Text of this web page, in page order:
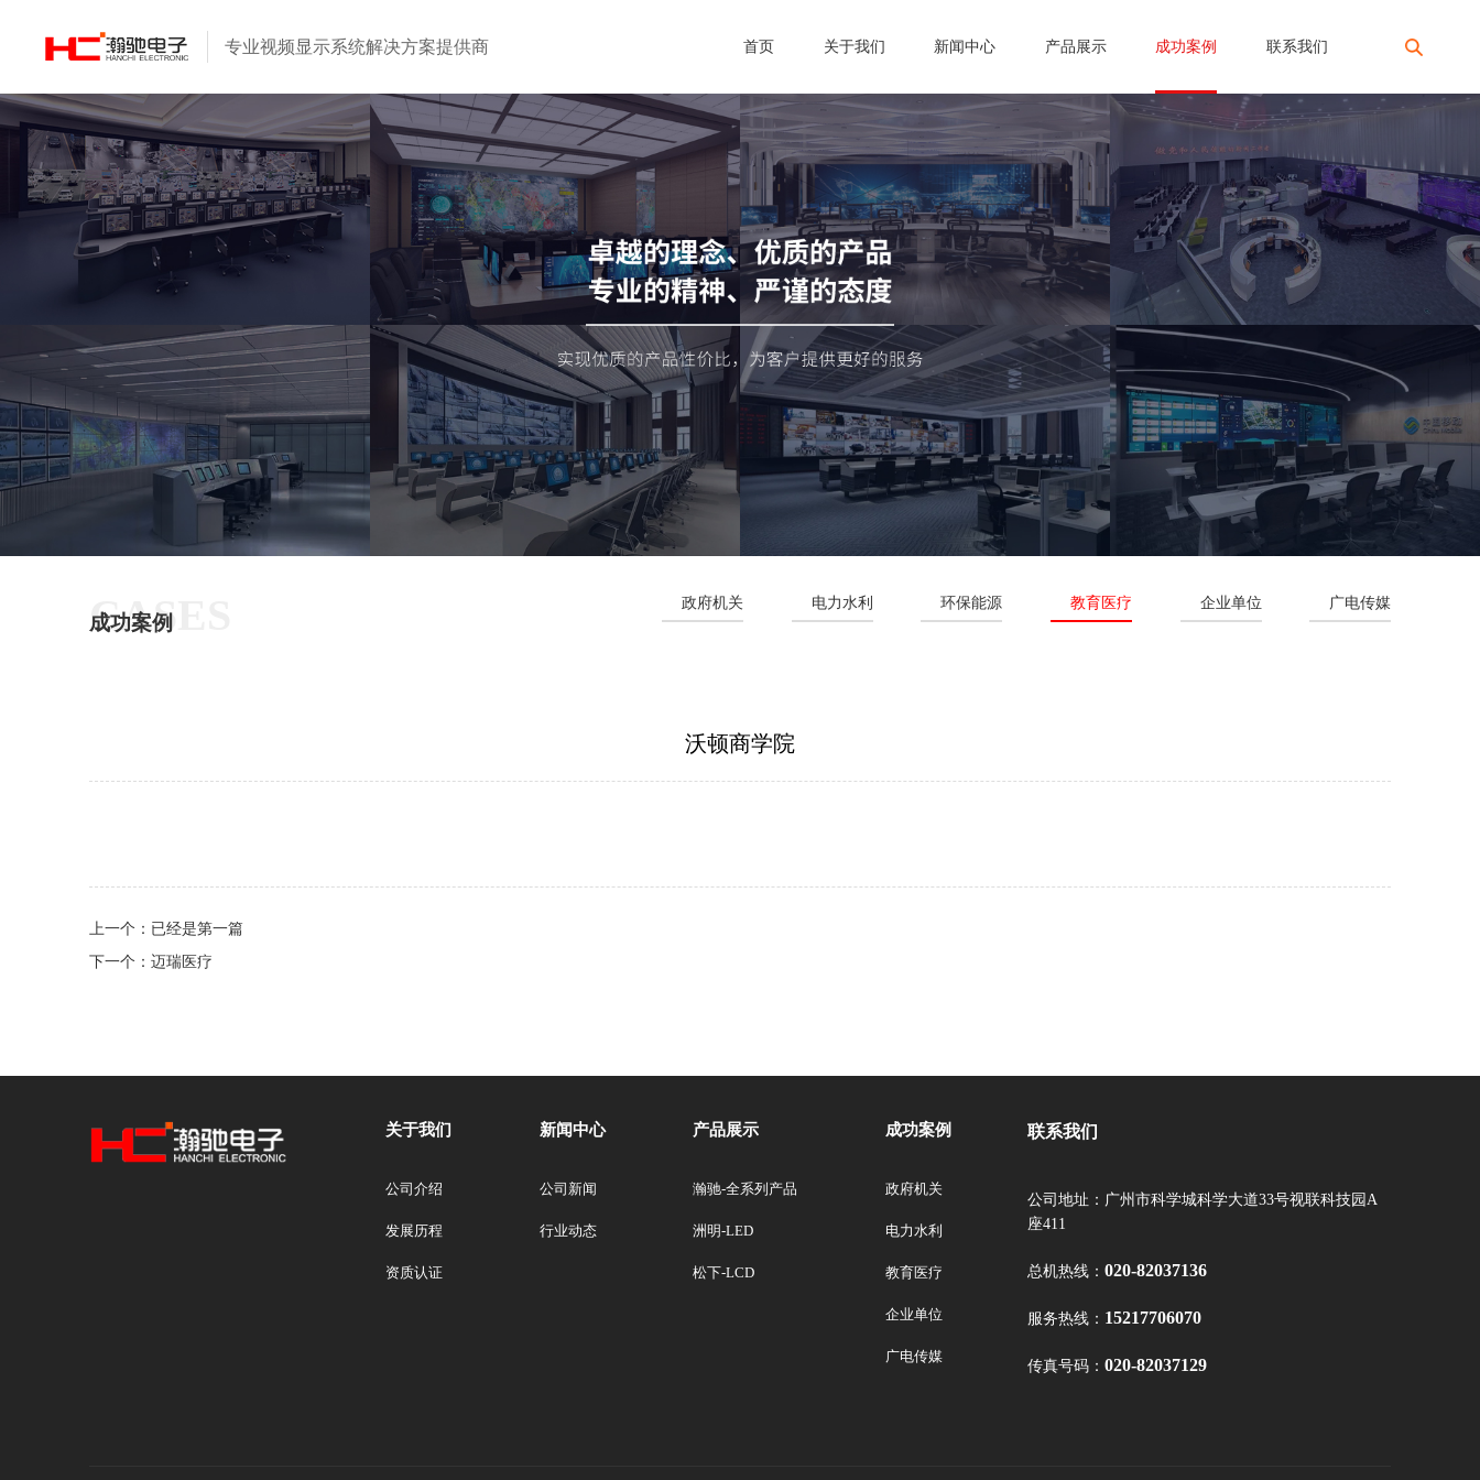
专业视频显示系统解决方案提供商 首页 关于我们 新闻中心 产品展示 成功案例 联系我们
CASES
成功案例
政府机关 电力水利 环保能源 教育医疗 企业单位 广电传媒
沃顿商学院
上一个： 已经是第一篇
下一个： 迈瑞医疗
关于我们
公司介绍
发展历程
资质认证
新闻中心
公司新闻
行业动态
产品展示
瀚驰-全系列产品
洲明-LED
松下-LCD
成功案例
政府机关
电力水利
教育医疗
企业单位
广电传媒
联系我们
公司地址：广州市科学城科学大道33号视联科技园A
座411
总机热线：020-82037136
服务热线： 15217706070
传真号码：020-82037129